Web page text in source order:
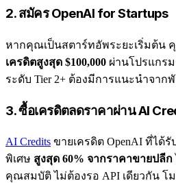
2. สมัคร OpenAI for Startups
หากคุณเป็นสตาร์ทอัพระยะเริ่มต้น
เครดิตสูงสุด $100,000 ผ่านโปรแกร
ระดับ Tier 2+ ต้องมีการแนะนำจาก
3. ซื้อเครดิตลดราคาผ่าน AI
AI Credits ขายเครดิต OpenAI ที่ได้
พิเศษ สูงสุด 60% จากราคาขายปลีก
คุณสมบัติ ไม่ต้องรอ API เดียวกัน โ